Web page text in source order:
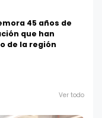
45 años de
que han
de la región
Ver todo